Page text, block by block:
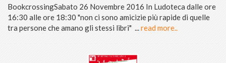
BookcrossingSabato 26 Novembre 2016 In Ludoteca dalle ore
16:30 alle ore 18:30 "non ci sono amicizie più rapide di quelle
...read more..